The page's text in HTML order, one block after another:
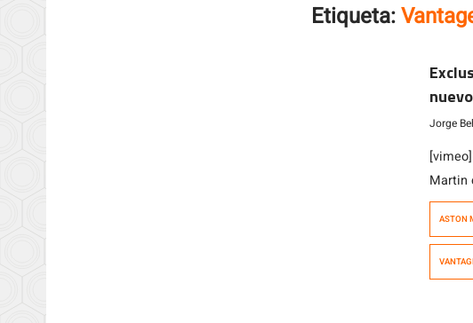
Etiqueta:
Jorge
Martin
que
ASTON